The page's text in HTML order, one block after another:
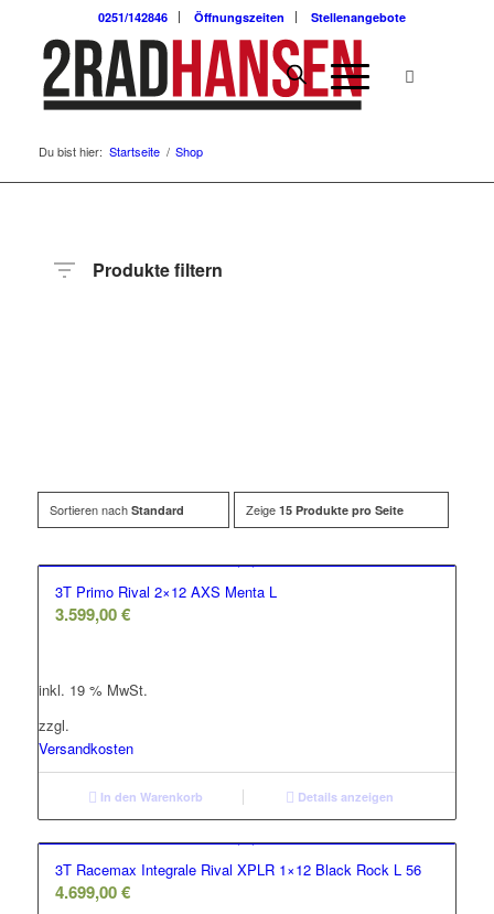
0251/142846 Öffnungszeiten Stellenangebote
Du bist hier: Startseite / Shop
Produkte filtern
Sortieren nach Standard Zeige 15 Produkte pro Seite
3T Primo Rival 2×12 AXS Menta L
3.599,00€
inkl. 19 % MwSt.
zzgl.
Versandkosten
In den Warenkorb Details anzeigen
3T Racemax Integrale Rival XPLR 1×12 Black Rock L 56
4.699,00€